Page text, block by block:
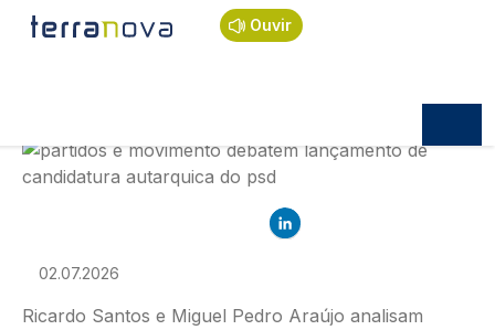
Passar para o conteúdo principal
Ouvir
Navegação estrutural
Início Flagrante delito
Imagem
02.07.2026
Ricardo Santos e Miguel Pedro Araújo analisam